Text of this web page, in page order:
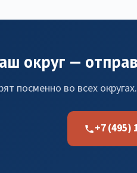
округ —
посменно во всех
+7 (495)